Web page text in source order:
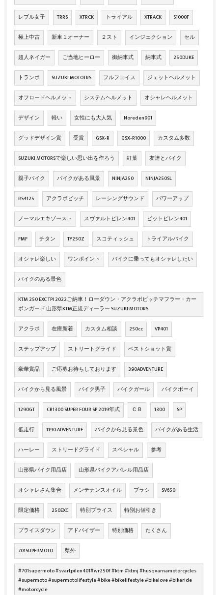
レブル女子 TRRS XTRCK トライアル XTRACK S1000F
極上中古 新車１オーナー ２スト インジェクション セル
超人ネイガー ご当地ヒーロー 御納車式 納車式 250DUKE
トランポ SUZUKI MOTOTRS フルフェイス ジェットヘルメット
オフロードヘルメット システムヘルメット オシャレヘルメット
デザイン 軽い 女性にも大人気 Noreden901
グッドデザイン賞 受賞 GSX‐R GSX‐R1000 カスタム多数
SUZUKI MOTORSで楽しい思い出を作ろう 紅葉 友達とバイク
親子バイク バイクがある風景 NINJA250 NINJA250SL
RS4125 アクラボビッチ レーシングサウンド パワーアップ
ノーマルエキゾースト スヴァルトピレン401 ビットピレン401
FMF チタン TY250Z スコティッシュ トライアルバイク
オシャレ楽しい ワンポイント バイクに乗ってもオシャレしたい
バイクのある景色
KTM 250 EXC TPI 2022ご納車！ローダウン・アクラポビッチマフラー・カー
ボンガード 山形県KTM正規ディーラー SUZUKI MOTORS
アクラポ 在庫新着 カスタム相談 250cc VP401
ステップアップ ストリートグライド ベストショット賞
豪華賞品 ご応募お待ちしております 390ADVENTURE
バイクから見る風景 バイク男子 バイクガール バイクボーイ
1290GT CB1300 SUPER FOUR SP 2019年式 ＣＢ 1300 SP
低走行 1190 ADVENTURE バイクから見る景色 バイクがある生活
ハーレー ストリードグライド スペシャル 参考
山形県バイク用品店 山形県バイクアパレル用品店
オシャレさん集合 メンテナンスオイル ブラシ SV650
限定価格 250EXC 特別プライス 特別お値引き
プライスダウン アドバイザー 特別価格 たくさん
701SUPERMOTO 県外
#701supermoto #svartpilen401#wr250f #ktm #ktmj #husqvarnamotorcycles
#supermoto #supermotolifestyle #bike #bikelifestyle #bikelove #bikeride
#motorcycle